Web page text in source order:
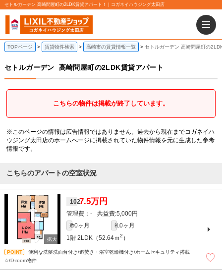
セトルガーデン 高崎問屋町の2LDK賃貸アパート！｜コガネイハウジング太田店
TOPページ 賃貸物件検索 高崎市の賃貸情報一覧 セトルガーデン 高崎問屋町の
セトルガーデン 高崎問屋町の2LDK賃貸アパート
こちらの物件は掲載が終了しています。
※このページの情報は広告情報ではありません。過去から現在までコガネイハ
ウジング太田店のホームぺージに掲載されていた物件情報を元に生成した参考
情報です。
こちらのアパートの空室状況
1027.5万円
- 5,000円
敷0ヶ月 礼0ヶ月
1階 2LDK（52.64ｍ2 ）
便利な洗髪洗面台付き/追焚き・浴室乾燥機付き/ホームセキュリティ搭載
☆/D-room物件